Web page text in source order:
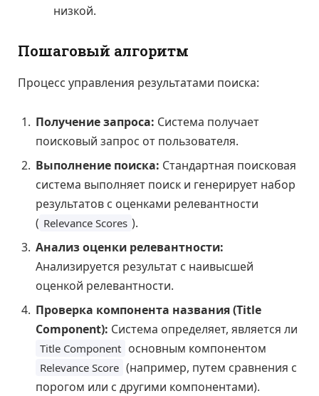
низкой.
Пошаговый алгоритм
Процесс управления результатами поиска:
Получение запроса: Система получает
поисковый запрос от пользователя.
Выполнение поиска: Стандартная поисковая
система выполняет поиск и генерирует набор
результатов с оценками релевантности
( Relevance Scores ).
Анализ оценки релевантности:
Анализируется результат с наивысшей
оценкой релевантности.
Проверка компонента названия (Title
Component): Система определяет, является ли
Title Component основным компонентом
Relevance Score (например, путем сравнения с
порогом или с другими компонентами).